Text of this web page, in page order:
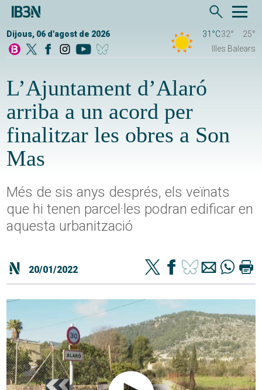
Dijous, 06 d'agost de 2026 31°C32°
25°
Illes Balears
L’Ajuntament d’Alaró
arriba a un acord per
finalitzar les obres a Son
Mas
Més de sis anys després, els veïnats
que hi tenen parcel·les podran edificar en
aquesta urbanització
20/01/2022